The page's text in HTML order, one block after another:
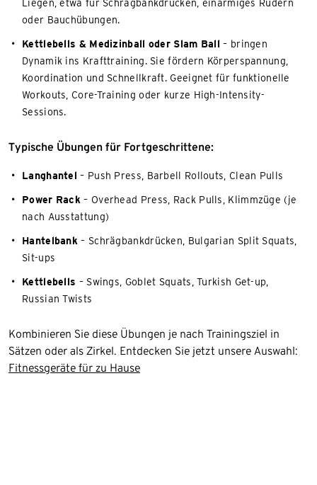
Liegen, etwa für Schrägbankdrücken, einarmiges Rudern
oder Bauchübungen.
Kettlebells & Medizinball oder Slam Ball – bringen
Dynamik ins Krafttraining. Sie fördern Körperspannung,
Koordination und Schnellkraft. Geeignet für funktionelle
Workouts, Core-Training oder kurze High-Intensity-
Sessions.
Typische Übungen für Fortgeschrittene:
Langhantel– Push Press, Barbell Rollouts, Clean Pulls
Power Rack– Overhead Press, Rack Pulls, Klimmzüge (je
nach Ausstattung)
Hantelbank– Schrägbankdrücken, Bulgarian Split Squats,
Sit-ups
Kettlebells – Swings, Goblet Squats, Turkish Get-up,
Russian Twists
Kombinieren Sie diese Übungen je nach Trainingsziel in
Sätzen oder als Zirkel. Entdecken Sie jetzt unsere Auswahl:
Fitnessgeräte für zu Hause